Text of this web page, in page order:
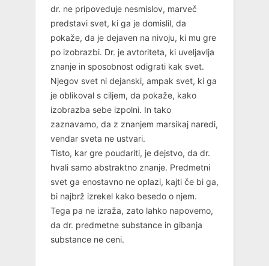
dr. ne pripoveduje nesmislov, marveč
predstavi svet, ki ga je domislil, da
pokaže, da je dejaven na nivoju, ki mu gre
po izobrazbi. Dr. je avtoriteta, ki uveljavlja
znanje in sposobnost odigrati kak svet.
Njegov svet ni dejanski, ampak svet, ki ga
je oblikoval s ciljem, da pokaže, kako
izobrazba sebe izpolni. In tako
zaznavamo, da z znanjem marsikaj naredi,
vendar sveta ne ustvari.
Tisto, kar gre poudariti, je dejstvo, da dr.
hvali samo abstraktno znanje. Predmetni
svet ga enostavno ne oplazi, kajti če bi ga,
bi najbrž izrekel kako besedo o njem.
Tega pa ne izraža, zato lahko napovemo,
da dr. predmetne substance in gibanja
substance ne ceni.